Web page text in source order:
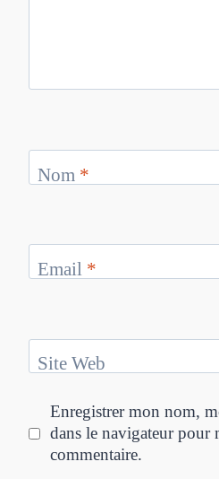
Nom *
Email *
Site Web
Enregistrer mon nom,
dans le navigateur pour
commentaire.